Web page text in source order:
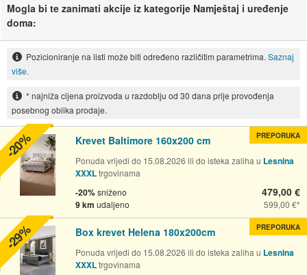
Mogla bi te zanimati akcije iz kategorije Namještaj i uređenje
doma:
Pozicioniranje na listi može biti određeno različitim parametrima. Saznaj
više.
* najniža cijena proizvoda u razdoblju od 30 dana prije provođenja
posebnog oblika prodaje.
Krevet Baltimore 160x200 cm
Ponuda vrijedi do 15.08.2026 ili do isteka zaliha u Lesnina
XXXLtrgovinama
-20%sniženo
9 km udaljeno
479,00 €
599,00 €
PREPORUKA
-20%
Box krevet Helena 180x200cm
Ponuda vrijedi do 15.08.2026 ili do isteka zaliha u Lesnina
XXXLtrgovinama
PREPORUKA
-29%